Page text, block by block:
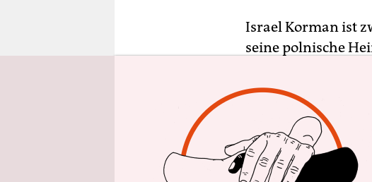
Israel Korman ist
seine polnische
fortan als Freiwild
Die deutschen
den Laden
immer zum